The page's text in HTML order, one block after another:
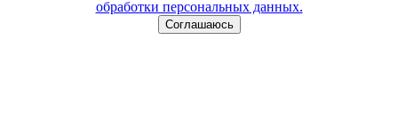
обработки персональных данных.
Соглашаюсь